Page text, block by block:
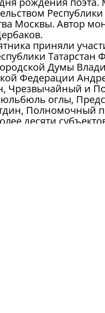
Республики
Москвы. Автор
приняли
Думы
Федерации
Чрезвычайный и
оглы,
Полномочный
десяти